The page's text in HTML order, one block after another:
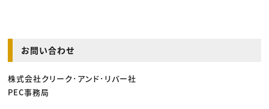
お問い合わせ
株式会社クリーク･アンド･リバー社
PEC事務局